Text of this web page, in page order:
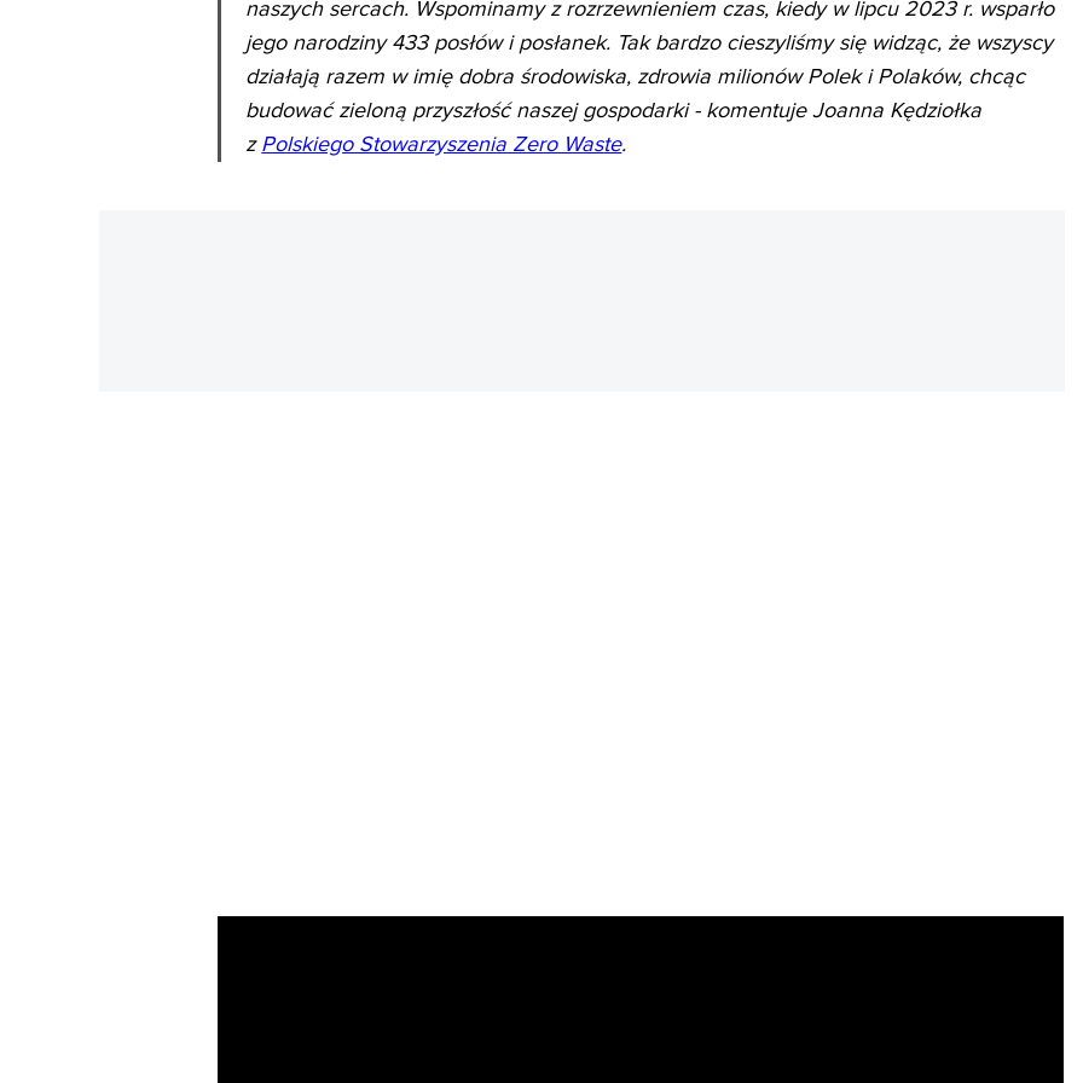
naszych sercach. Wspominamy z rozrzewnieniem czas, kiedy w lipcu 2023 r. wsparło
jego narodziny 433 posłów i posłanek. Tak bardzo cieszyliśmy się widząc, że wszyscy
działają razem w imię dobra środowiska, zdrowia milionów Polek i Polaków, chcąc
budować zieloną przyszłość naszej gospodarki - komentuje Joanna Kędziołka
zPolskiego Stowarzyszenia Zero Waste.